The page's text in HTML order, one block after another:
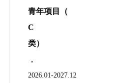
青年项目（
C
类）
，
2026.01-2027.12